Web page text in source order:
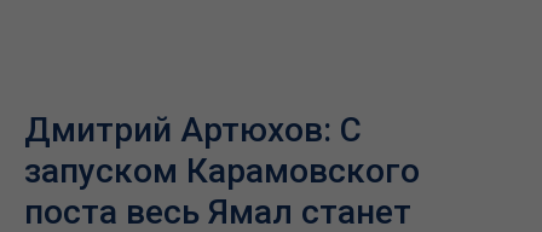
Дмитрий Артюхов: С
запуском Карамовского
поста весь Ямал станет